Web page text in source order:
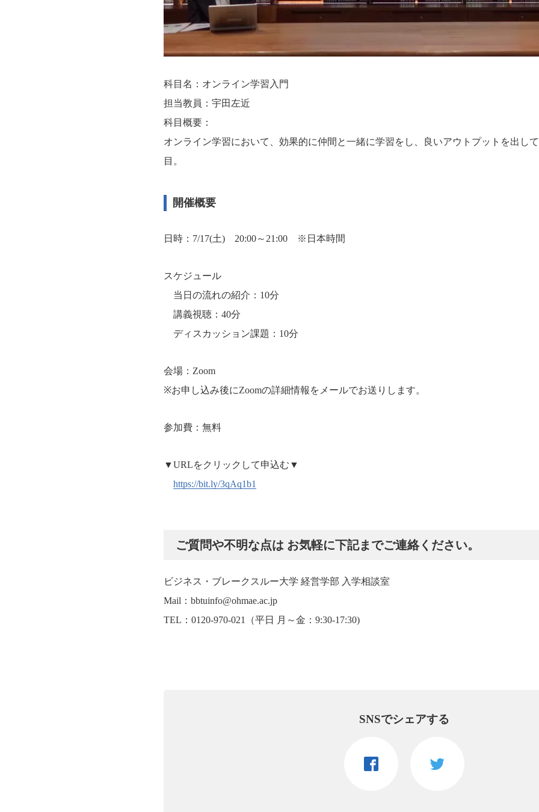
科目名：オンライン学習入門
担当教員：宇田左近
科目概要：
オンライン学習において、効果的に仲間と一緒に学習をし、良いアウトプットを出し
目。
開催概要
日時：7/17(土) 20:00～21:00 ※日本時間
スケジュール
当日の流れの紹介：10分
講義視聴：40分
ディスカッション課題：10分
会場：Zoom
※お申し込み後にZoomの詳細情報をメールでお送りします。
参加費：無料
▼URLをクリックして申込む▼
https://bit.ly/3qAq1b1
ご質問や不明な点は お気軽に下記までご連絡ください。
ビジネス・ブレークスルー大学 経営学部 入学相談室
Mail：bbtuinfo@ohmae.ac.jp
TEL：0120-970-021（平日 月～金：9:30-17:30)
SNSでシェアする